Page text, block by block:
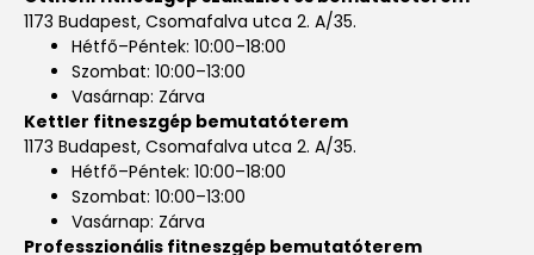
1173 Budapest, Csomafalva utca 2. A/35.
Hétfő–Péntek: 10:00–18:00
Szombat: 10:00–13:00
Vasárnap: Zárva
Kettler fitneszgép bemutatóterem
1173 Budapest, Csomafalva utca 2. A/35.
Hétfő–Péntek: 10:00–18:00
Szombat: 10:00–13:00
Vasárnap: Zárva
Professzionális fitneszgép bemutatóterem